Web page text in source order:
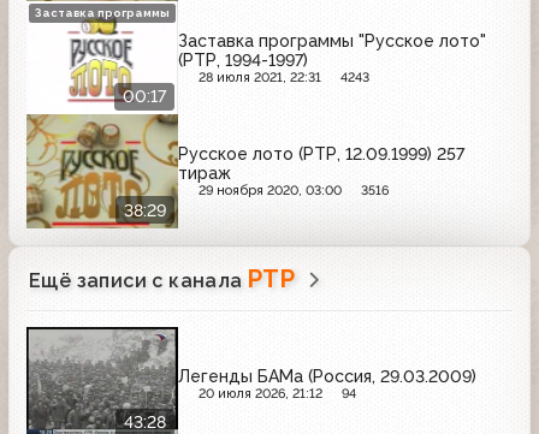
00:17
Заставка программы "Русское лото"
(РТР, 1994-1997)
28 июля 2021, 22:31 4243
Заставка программы
38:29
Русское лото (РТР, 12.09.1999) 257
тираж
29 ноября 2020, 03:00 3516
Ещё записи с канала РТР
43:28
Легенды БАМа (Россия, 29.03.2009)
20 июля 2026, 21:12 94